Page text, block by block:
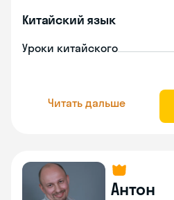
Китайский язык
Уроки китайского
Читать дальше
Антон